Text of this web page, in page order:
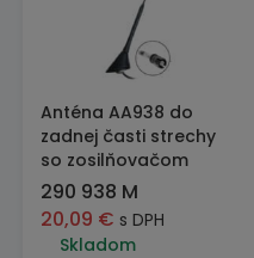
Anténa AA938 do
zadnej časti strechy
so zosilňovačom
290 938 M
20,09 € s DPH
Skladom